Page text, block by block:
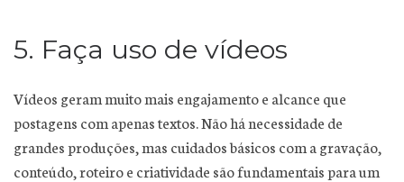
5. Faça uso de vídeos
Vídeos geram muito mais engajamento e alcance que
postagens com apenas textos. Não há necessidade de
grandes produções, mas cuidados básicos com a gravação,
conteúdo, roteiro e criatividade são fundamentais para um